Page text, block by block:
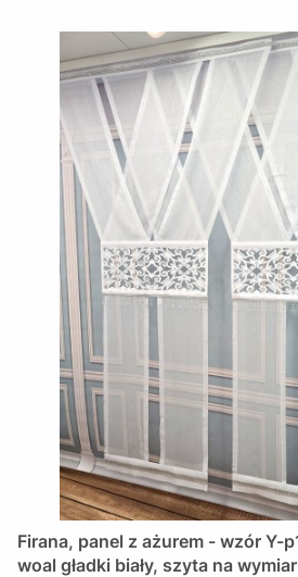
Firana, panel z ażurem - wzór Y-p11, 130x225cm ,
woal gładki biały, szyta na wymiar